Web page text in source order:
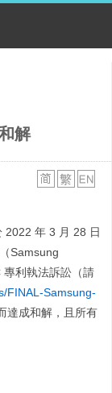
解
2022 年 3 月 28 日
Samsung
專利執法訴訟（請
FINAL-Samsung-
達成和解，且所有